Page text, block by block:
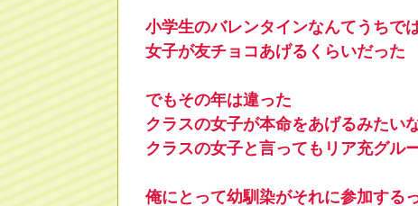
小学生のバレンタインなんてうちで
女子が友チョコあげるくらいだった
でもその年は違った
クラスの女子が本命をあげるみたい
クラスの女子と言ってもリア充グル
俺にとって幼馴染がそれに参加する